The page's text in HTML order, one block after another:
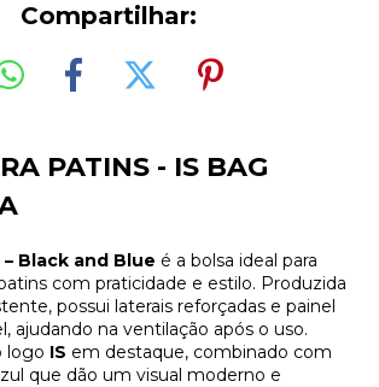
Compartilhar:
PATINS - IS BAG
Black and Blue é a bolsa ideal para
com praticidade e estilo. Produzida
possui laterais reforçadas e painel
ajudando na ventilação após o uso.
logo IS em destaque, combinado com
que dão um visual moderno e